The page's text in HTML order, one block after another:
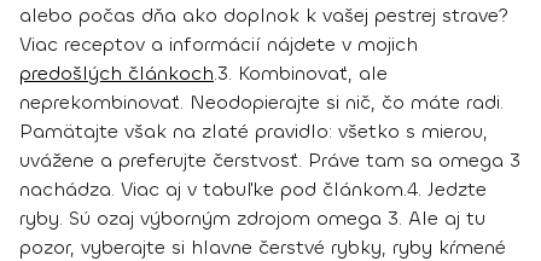
alebo počas dňa ako doplnok k vašej pestrej strave?
Viac receptov a informácií nájdete v mojich
predošlých článkoch.3. Kombinovať, ale
neprekombinovať. Neodopierajte si nič, čo máte radi.
Pamätajte však na zlaté pravidlo: všetko s mierou,
uvážene a preferujte čerstvosť. Práve tam sa omega 3
nachádza. Viac aj v tabuľke pod článkom.4. Jedzte
ryby. Sú ozaj výborným zdrojom omega 3. Ale aj tu
pozor, vyberajte si hlavne čerstvé rybky, ryby kŕmené